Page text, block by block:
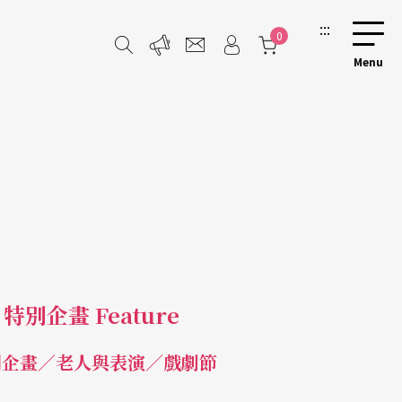
0 :::
特別企畫 Feature
畫／老人與表演／戲劇節